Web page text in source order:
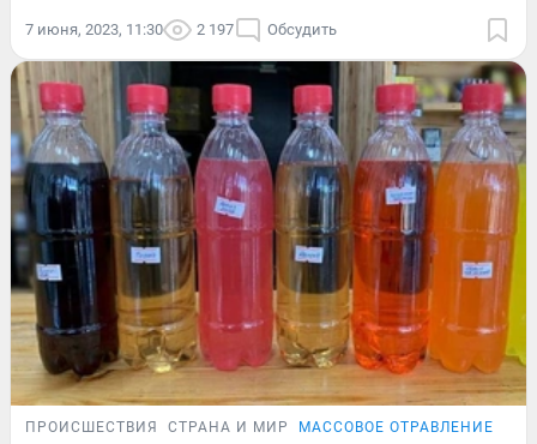
7 июня, 2023, 11:30 2 197 Обсудить
ПРОИСШЕСТВИЯ СТРАНА И МИР МАССОВОЕ ОТРАВЛЕНИЕ